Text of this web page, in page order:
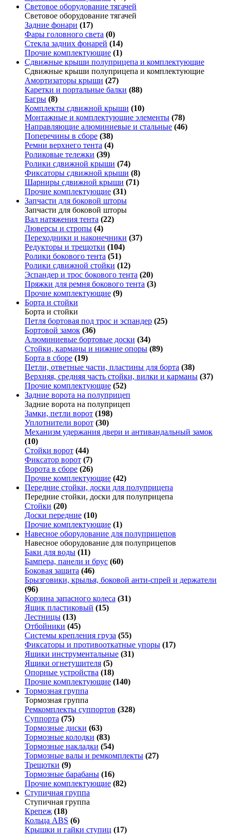
Световое оборудование тягачей
Световое оборудование тягачей
Задние фонари (17)
Фары головного света (0)
Стекла задних фонарей (14)
Прочие комплектующие (1)
Сдвижные крыши полуприцепа и комплектующие
Сдвижные крыши полуприцепа и комплектующие
Амортизаторы крыши (27)
Каретки и портальные балки (88)
Багры (8)
Комплекты сдвижной крыши (10)
Монтажные и комплектующие элементы (78)
Направляющие алюминиевые и стальные (46)
Поперечины в сборе (38)
Ремни верхнего тента (4)
Роликовые тележки (39)
Ролики сдвижной крыши (74)
Фиксаторы сдвижной крыши (8)
Шарниры сдвижной крыши (71)
Прочие комплектующие (31)
Запчасти для боковой шторы
Запчасти для боковой шторы
Вал натяжения тента (22)
Люверсы и стропы (4)
Переходники и наконечники (37)
Редукторы и трещотки (104)
Ролики бокового тента (51)
Ролики сдвижной стойки (12)
Эспандер и трос бокового тента (20)
Пряжки для ремня бокового тента (3)
Прочие комплектующие (9)
Борта и стойки
Борта и стойки
Петля бортовая под трос и эспандер (25)
Бортовой замок (36)
Алюминиевые бортовые доски (34)
Стойки, карманы и нижние опоры (89)
Борта в сборе (19)
Петли, ответные части, пластины для борта (38)
Верхняя, средняя часть стойки, вилки и карманы (37)
Прочие комплектующие (52)
Задние ворота на полуприцеп
Задние ворота на полуприцеп
Замки, петли ворот (198)
Уплотнители ворот (30)
Механизм удержания двери и антивандальный замок
(10)
Стойки ворот (44)
Фиксатор ворот (7)
Ворота в сборе (26)
Прочие комплектующие (42)
Передние стойки, доски для полуприцепа
Передние стойки, доски для полуприцепа
Стойки (20)
Доски передние (10)
Прочие комплектующие (1)
Навесное оборудование для полуприцепов
Навесное оборудование для полуприцепов
Баки для воды (11)
Бампера, панели и брус (60)
Боковая защита (46)
Брызговики, крылья, боковой анти-спрей и держатели
(96)
Корзина запасного колеса (31)
Ящик пластиковый (15)
Лестницы (13)
Отбойники (45)
Системы крепления груза (55)
Фиксаторы и противооткатные упоры (17)
Ящики инструментальные (31)
Ящики огнетушителя (5)
Опорные устройства (18)
Прочие комплектующие (140)
Тормозная группа
Тормозная группа
Ремкомплекты суппортов (328)
Суппорта (75)
Тормозные диски (63)
Тормозные колодки (83)
Тормозные накладки (54)
Тормозные валы и ремкомплекты (27)
Трещотки (9)
Тормозные барабаны (16)
Прочие комплектующие (82)
Ступичная группа
Ступичная группа
Крепеж (18)
Кольца ABS (6)
Крышки и гайки ступиц (17)